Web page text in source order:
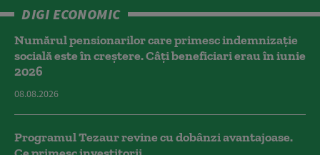
DIGI ECONOMIC
Numărul pensionarilor care primesc indemnizaţie
socială este în creștere. Câți beneficiari erau în iunie
2026
08.08.2026
Programul Tezaur revine cu dobânzi avantajoase.